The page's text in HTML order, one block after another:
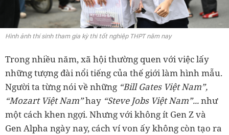
Hình ảnh thí sinh tham gia kỳ thi tốt nghiệp THPT năm nay
Trong nhiều năm, xã hội thường quen với việc lấy
những tượng đài nổi tiếng của thế giới làm hình mẫu.
Người ta từng nói về những “Bill Gates Việt Nam”,
“Mozart Việt Nam”hay “Steve Jobs Việt Nam”...như
một cách khen ngợi. Nhưng với không ít Gen Z và
Gen Alpha ngày nay, cách ví von ấy không còn tạo ra